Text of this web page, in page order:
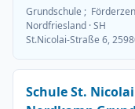
Grundschule ;
Nordfriesland · SH
St.Nicolai-Straße 6,
Schule St.